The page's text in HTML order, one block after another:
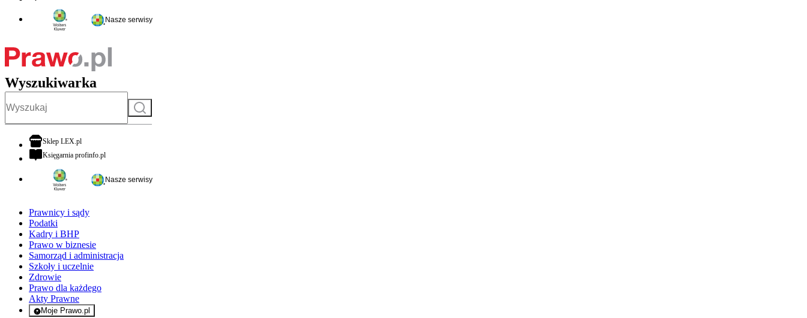
Nasze serwisy
Wyszukiwarka
Szukaj
Sklep LEX.plotwiera się w nowej karcie
Księgarnia profinfo.plotwiera się w nowej karcie
Nasze serwisy
Prawnicy i sądy
Podatki
Kadry i BHP
Prawo w biznesie
Samorząd i administracja
Szkoły i uczelnie
Zdrowie
Prawo dla każdego
Akty Prawne
Moje Prawo.pl